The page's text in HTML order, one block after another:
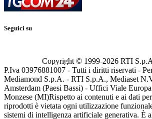
Seguici su
Copyright © 1999-2026 RTI
P.Iva 03976881007 - Tutti i diritti riservati -
Mediamond S.p.A. - RTI S.p.A., Mediaset
Amsterdam (Paesi Bassi) - Uffici Viale
Monzese (MI)Rispetto ai contenuti e ai dati
riprodotti è vietata ogni utilizzazione
sistemi di intelligenza artificiale generativa. È